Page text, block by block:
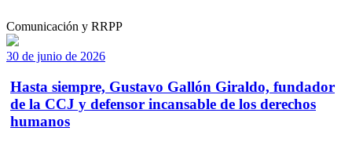
Comunicación y RRPP
30 de junio de 2026
Hasta siempre, Gustavo Gallón Giraldo, fundador
de la CCJ y defensor incansable de los derechos
humanos